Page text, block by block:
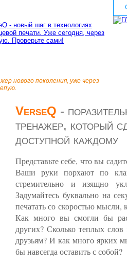
нового поколения, уже через
VerseQ -
тренажер, который
доступной каждому
Представьте себе, что вы
Ваши руки порхают по
стремительно и изящно
Задумайтесь буквально на
печатать со скоростью
Как много вы смогли бы
других? Сколько теплых
друзьям? И как много ярких
бы навсегда оставить с собой?